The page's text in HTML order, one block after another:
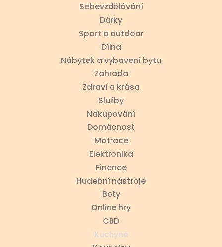
Sebevzdělávání
Dárky
Sport a outdoor
Dílna
Nábytek a vybavení bytu
Zahrada
Zdraví a krása
Služby
Nakupování
Domácnost
Matrace
Elektronika
Finance
Hudební nástroje
Boty
Online hry
CBD
Kuchyně